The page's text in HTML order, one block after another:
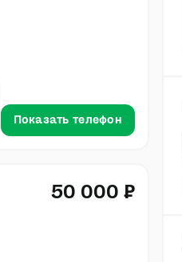
Показать телефон
50 000 ₽